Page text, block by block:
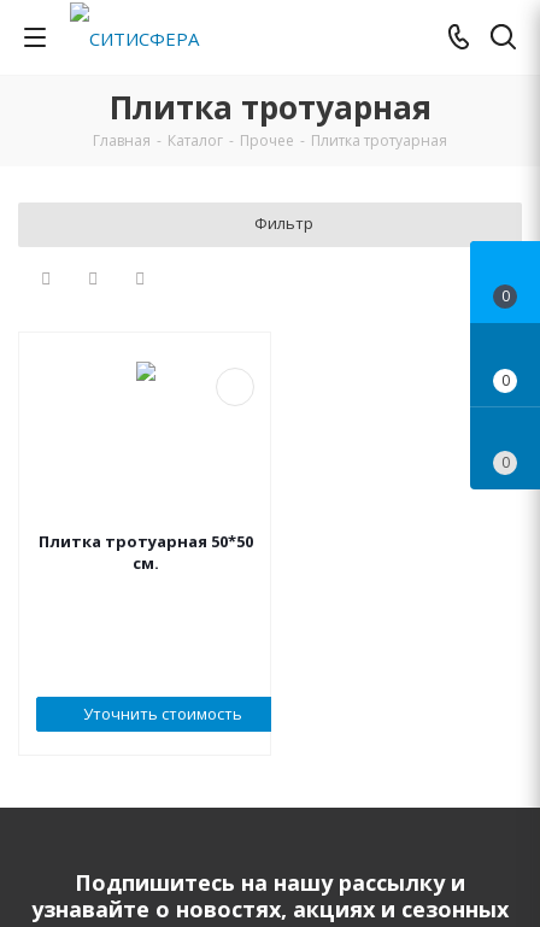
Плитка тротуарная
Главная - Каталог - Прочее - Плитка тротуарная
Фильтр
Плитка тротуарная 50*50
см.
Уточнить стоимость
Подпишитесь на нашу рассылку и
узнавайте о новостях, акциях и сезонных
0
0
0